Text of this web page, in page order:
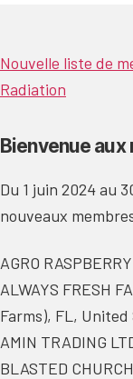
Nouvelle liste de
Radiation
Bienvenue
Du 1 juin 2024 au
nouveaux
AGRO
ALWAYS FRESH
Farms), FL, United
AMIN TRADING
BLASTED